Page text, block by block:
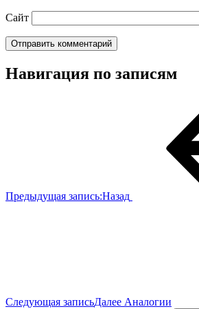
Сайт
Навигация по записям
Предыдущая запись:Назад
Следующая записьДалее Аналогии